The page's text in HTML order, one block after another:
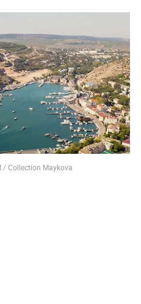
/ Collection Maykova